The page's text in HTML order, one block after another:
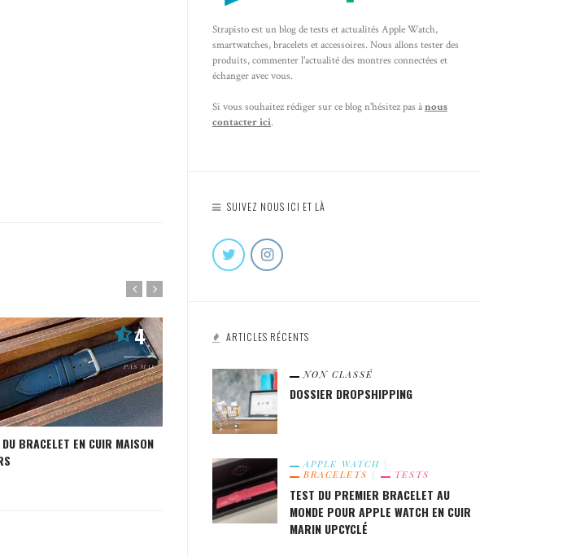
4
PAS MAL
BRACELET EN CUIR MAISON
WATCH 100% FÉMININ DE LA MARQUE
ETERNEL
APPLE WATCH ?
Strapisto est un blog de tests et actualités Apple Watch,
smartwatches, bracelets et accessoires. Nous allons tester des
produits, commenter l'actualité des montres connectées et
échanger avec vous.
Si vous souhaitez rédiger sur ce blog n'hésitez pas ànous
contacter ici.
SUIVEZ NOUS ICI ET LÀ
ARTICLES RÉCENTS
NON CLASSÉ
DOSSIER DROPSHIPPING
APPLE WATCH
BRACELETS
TESTS
TEST DU PREMIER BRACELET AU
MONDE POUR APPLE WATCH EN CUIR
MARIN UPCYCLÉ